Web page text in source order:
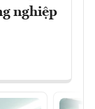
nghiệp